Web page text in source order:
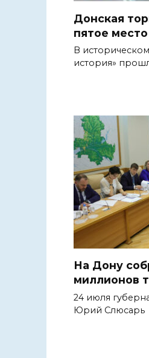
Донская
пятое
В
история»
На Дону
миллионов
24 июля
Юрий Слюсарь